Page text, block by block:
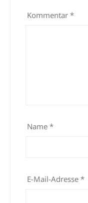
Kommentar *
Name *
E-Mail-Adresse *